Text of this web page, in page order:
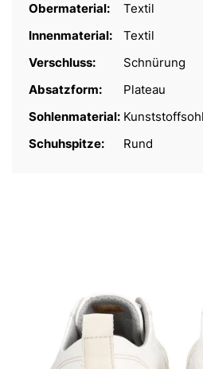
Obermaterial:
Textil
Innenmaterial:
Textil
Verschluss:
Schnürung
Absatzform:
Plateau
Sohlenmaterial:
Schuhspitze:
Rund